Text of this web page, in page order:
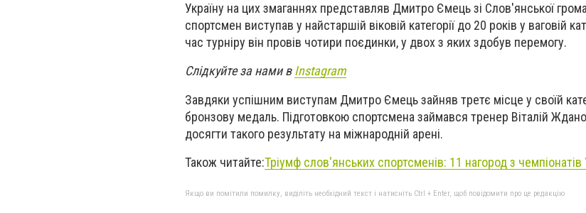
Україну на цих змаганнях представляв Дмитро Ємець зі Слов'янської
спортсмен виступав у найстаршій віковій категорії до 20 років у ваговій
час турніру він провів чотири поєдинки, у двох з яких здобув перемогу.
Слідкуйте за нами вInstagram
Завдяки успішним виступам Дмитро Ємець зайняв третє місце у своїй
бронзову медаль. Підготовкою спортсмена займався тренер Віталій
досягти такого результату на міжнародній арені.
Також читайте:Тріумф слов'янських спортсменів: 11 нагород з чемпіонатів
Якщо ви помітили помилку, виділіть необхідний текст і натисніть Ctrl + Enter, щоб повідомити про це редакцію